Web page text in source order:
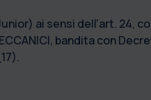
ai sensi dell'art. 24,
bandita con